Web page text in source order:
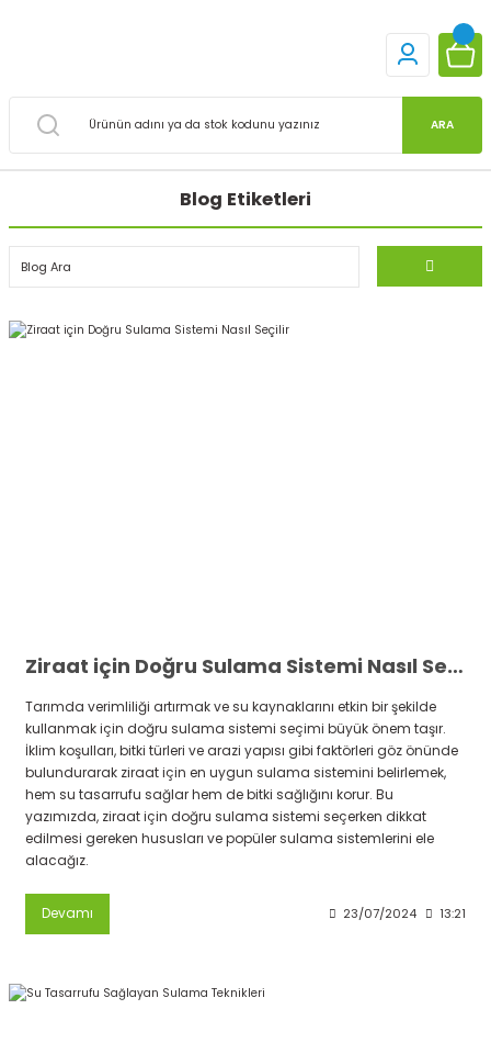
ARA
Blog Etiketleri
Ziraat için Doğru Sulama Sistemi Nasıl Seçilir
Tarımda verimliliği artırmak ve su kaynaklarını etkin bir şekilde
kullanmak için doğru sulama sistemi seçimi büyük önem taşır.
İklim koşulları, bitki türleri ve arazi yapısı gibi faktörleri göz önünde
bulundurarak ziraat için en uygun sulama sistemini belirlemek,
hem su tasarrufu sağlar hem de bitki sağlığını korur. Bu
yazımızda, ziraat için doğru sulama sistemi seçerken dikkat
edilmesi gereken hususları ve popüler sulama sistemlerini ele
alacağız.
Devamı 23/07/2024 13:21